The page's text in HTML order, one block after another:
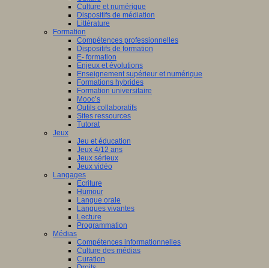
Culture et numérique
Dispositifs de médiation
Littérature
Formation
Compétences professionnelles
Dispositifs de formation
E- formation
Enjeux et évolutions
Enseignement supérieur et numérique
Formations hybrides
Formation universitaire
Mooc’s
Outils collaboratifs
Sites ressources
Tutorat
Jeux
Jeu et éducation
Jeux 4/12 ans
Jeux sérieux
Jeux vidéo
Langages
Ecriture
Humour
Langue orale
Langues vivantes
Lecture
Programmation
Médias
Compétences informationnelles
Culture des médias
Curation